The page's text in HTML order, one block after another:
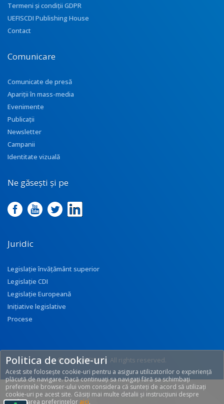
Termeni și condiții GDPR
UEFISCDI Publishing House
Contact
Comunicare
Comunicate de presă
Apariţii în mass-media
Evenimente
Publicații
Newsletter
Campanii
Identitate vizuală
Ne găsești și pe
Juridic
Legislație învățământ superior
Legislație CDI
Legislație Europeană
Inițiative legislative
Procese
© 2017 UEFISCDI. All rights reserved.
[T: 0.3469, O: 92]
Politica de cookie-uri
Acest site folosește cookie-uri pentru a asigura utilizatorilor o experiență
plăcută de navigare. Dacă continuați sa navigați fără sa schimbați
preferințele browser-ului vom considera că sunteți de acord să utilizați
cookie-uri pe acest site. Găsiți mai multe detalii și instrucțiuni despre
modificarea preferințelor aici.